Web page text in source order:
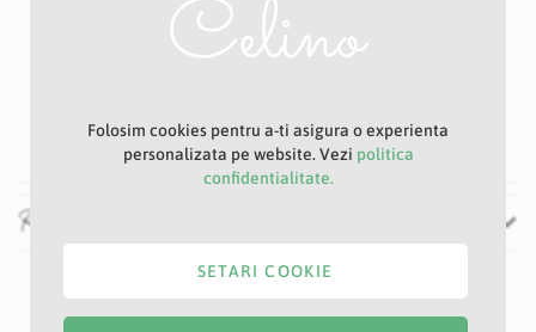
1 -2 zile
46 cm
Recenzii
Folosim cookies pentru a-ti asigura o experienta
personalizata pe website. Vezi politica
confidentialitate.
SETARI COOKIE